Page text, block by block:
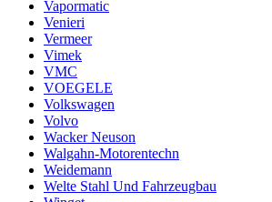
Vapormatic
Venieri
Vermeer
Vimek
VMC
VOEGELE
Volkswagen
Volvo
Wacker Neuson
Walgahn-Motorentechn
Weidemann
Welte Stahl Und Fahrzeugbau